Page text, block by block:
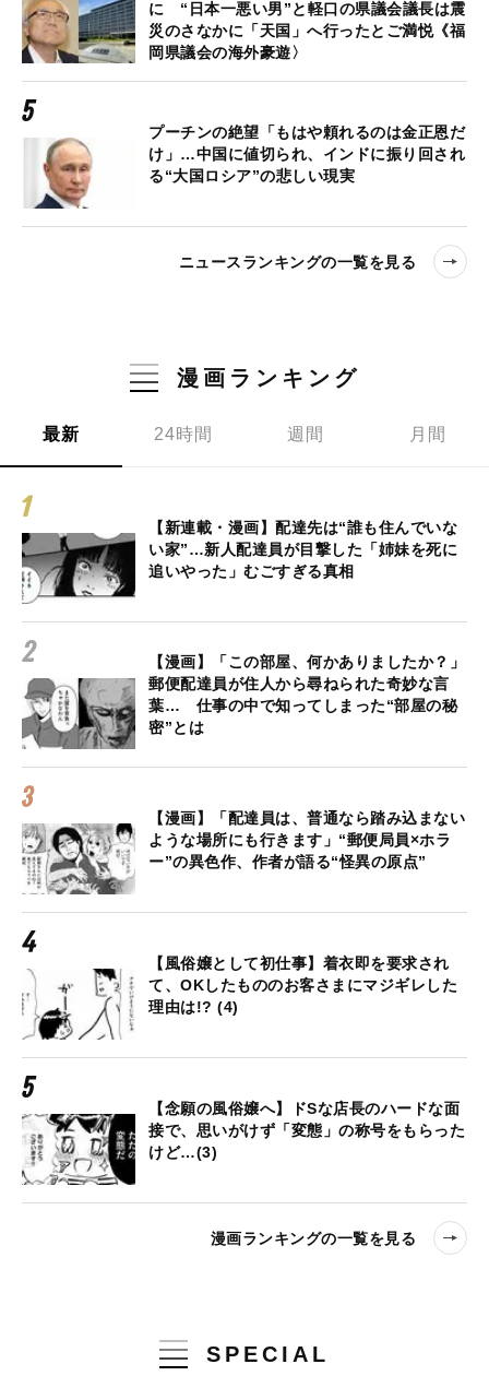
に “日本一悪い男”と軽口の県議会議長は震
災のさなかに「天国」へ行ったとご満悦《福
岡県議会の海外豪遊〉
プーチンの絶望「もはや頼れるのは金正恩だ
け」…中国に値切られ、インドに振り回され
る“大国ロシア”の悲しい現実
ニュースランキングの一覧を見る
漫画ランキング
最新 24時間 週間 月間
【新連載・漫画】配達先は“誰も住んでいな
い家”…新人配達員が目撃した「姉妹を死に
追いやった」むごすぎる真相
【漫画】「この部屋、何かありましたか？」
郵便配達員が住人から尋ねられた奇妙な言
葉… 仕事の中で知ってしまった“部屋の秘
密”とは
【漫画】「配達員は、普通なら踏み込まない
ような場所にも行きます」“郵便局員×ホラ
ー”の異色作、作者が語る“怪異の原点”
【風俗嬢として初仕事】着衣即を要求され
て、OKしたもののお客さまにマジギレした
理由は!? (4)
【念願の風俗嬢へ】ドSな店長のハードな面
接で、思いがけず「変態」の称号をもらった
けど…(3)
漫画ランキングの一覧を見る
SPECIAL